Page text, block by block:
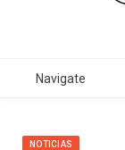
Navigate
NOTICIAS